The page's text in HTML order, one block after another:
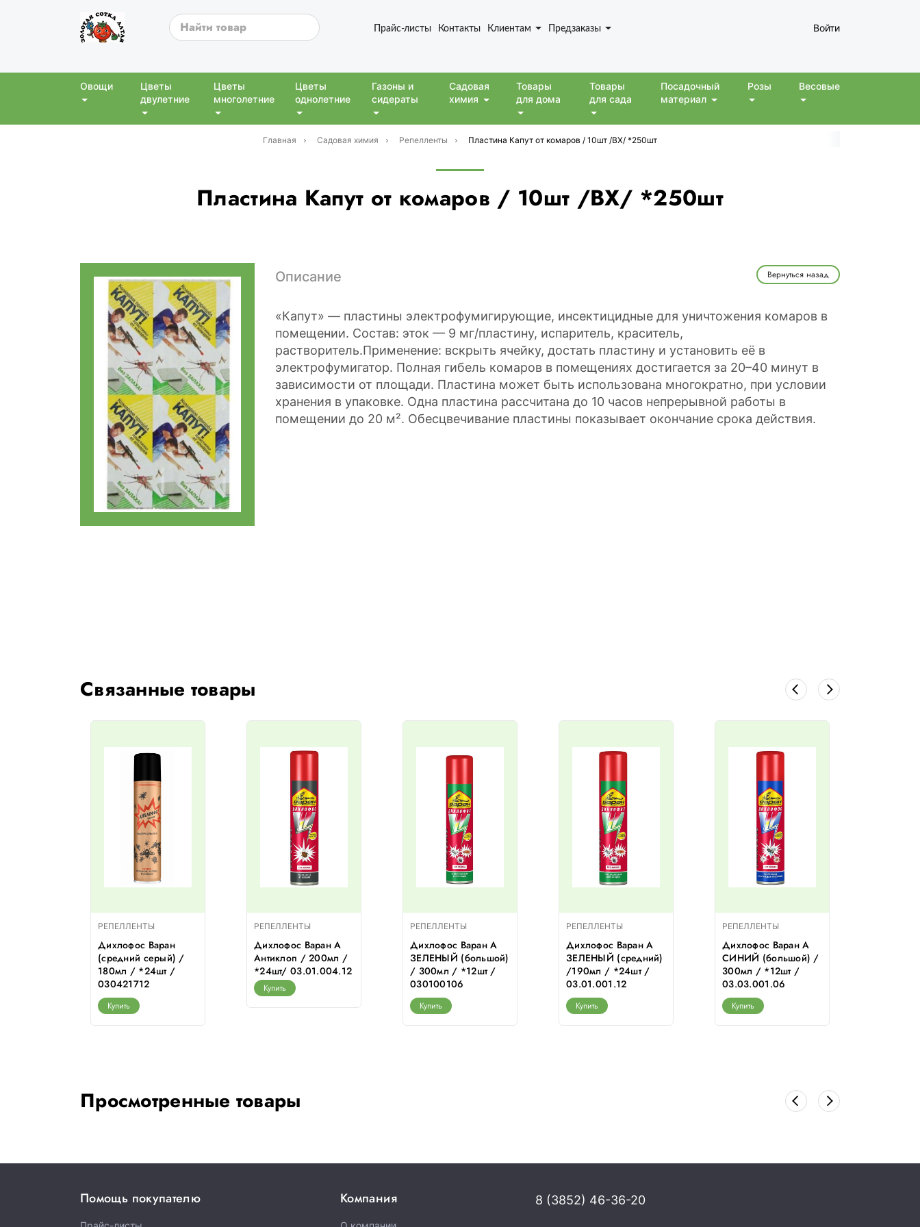
Прайс-листы Контакты Клиентам Предзаказы Войти
Овощи
Цветы
двулетние
Цветы
многолетние
Цветы
однолетние
Газоны и
сидераты
Садовая
химия
Товары
для дома
Товары
для сада
Посадочный
материал
Розы Весовые
Главная Садовая химия Репелленты Пластина Капут от комаров / 10шт /ВХ/ *250шт
Пластина Капут от комаров / 10шт /ВХ/ *250шт
Вернуться назад
Описание
«Капут» — пластины электрофумигирующие, инсектицидные для уничтожения комаров в
помещении. Состав: эток — 9 мг/пластину, испаритель, краситель,
растворитель.Применение: вскрыть ячейку, достать пластину и установить её в
электрофумигатор. Полная гибель комаров в помещениях достигается за 20–40 минут в
зависимости от площади. Пластина может быть использована многократно, при условии
хранения в упаковке. Одна пластина рассчитана до 10 часов непрерывной работы в
помещении до 20 м². Обесцвечивание пластины показывает окончание срока действия.
Связанные товары
РЕПЕЛЛЕНТЫ
Дихлофос Варан
(средний серый) /
180мл / *24шт /
030421712
Купить
РЕПЕЛЛЕНТЫ
Дихлофос Варан А
Антиклоп / 200мл /
*24шт/ 03.01.004.12
Купить
РЕПЕЛЛЕНТЫ
Дихлофос Варан А
ЗЕЛЕНЫЙ (большой)
/ 300мл / *12шт /
030100106
Купить
РЕПЕЛЛЕНТЫ
Дихлофос Варан А
ЗЕЛЕНЫЙ (средний)
/190мл / *24шт /
03.01.001.12
Купить
РЕПЕЛЛЕНТЫ
Дихлофос Варан А
СИНИЙ (большой) /
300мл / *12шт /
03.03.001.06
Купить
Просмотренные товары
Помощь покупателю Компания 8 (3852) 46-36-20